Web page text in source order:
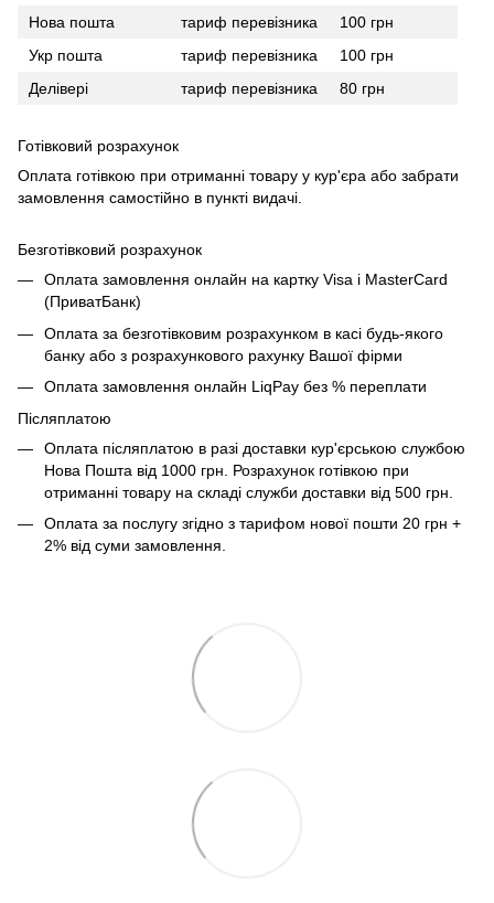
Нова пошта
тариф перевізника
100 грн
Укр пошта
тариф перевізника
100 грн
Делівері
тариф перевізника 80 грн
Готівковий розрахунок
Оплата готівкою при отриманні товару у кур'єра або забрати
замовлення самостійно в пункті видачі.
Безготівковий розрахунок
Оплата замовлення онлайн на картку Visa і MasterCard
(ПриватБанк)
Оплата за безготівковим розрахунком в касі будь-якого
банку або з розрахункового рахунку Вашої фірми
Оплата замовлення онлайн LiqPay без % переплати
Післяплатою
Оплата післяплатою в разі доставки кур'єрською службою
Нова Пошта від 1000 грн. Розрахунок готівкою при
отриманні товару на складі служби доставки від 500 грн.
Оплата за послугу згідно з тарифом нової пошти 20 грн +
2% від суми замовлення.